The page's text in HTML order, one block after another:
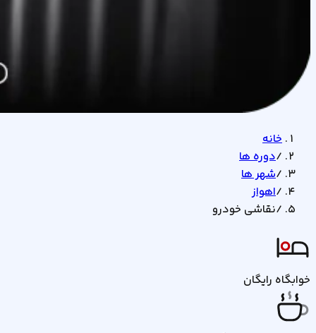
خانه
/دوره ها
/شهر ها
/اهواز
/نقاشی خودرو
خوابگاه رایگان